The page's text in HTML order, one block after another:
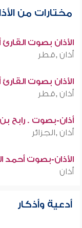
مختارات من
الأذان بصوت
أذان ,قطر
الأذان بصوت
أذان ,قطر
أذان-بصوت . رابح بن
أذان ,الجزائر
الأذان-بصوت أحمد
أذان
أدعية وأذكار